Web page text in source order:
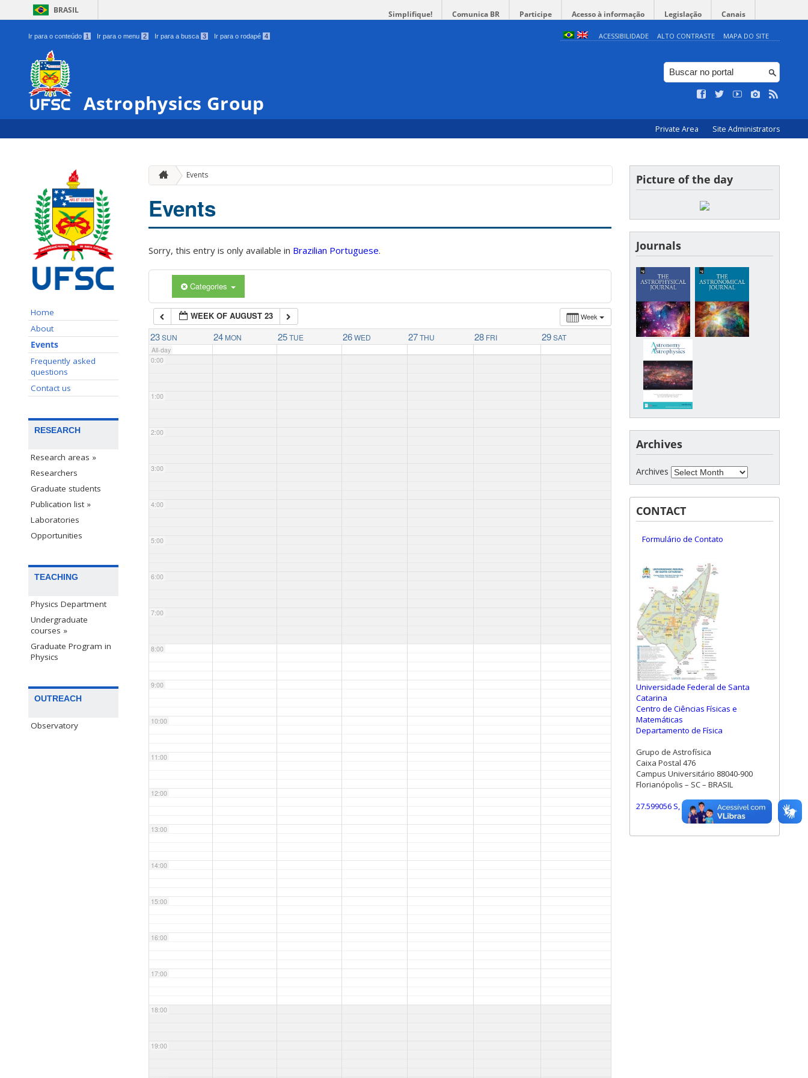
BRASIL Simplifique! Comunica BR Participe Acesso à informação Legislação Canais
Ir para o conteúdo 1 Ir para o menu 2 Ir para a busca 3 Ir para o rodapé 4 ACESSIBILIDADE ALTO CONTRASTE MAPA DO SITE
Astrophysics Group
Private Area Site Administrators
Home
About
Events
Frequently asked
questions
Contact us
RESEARCH
Research areas »
Researchers
Graduate students
Publication list »
Laboratories
Opportunities
TEACHING
Physics Department
Undergraduate
courses »
Graduate Program in
Physics
OUTREACH
Observatory
Events
Events
Sorry, this entry is only available in Brazilian Portuguese.
Categories
Week
WEEK OF AUGUST 23
23 SUN 24 MON 25 TUE 26 WED 27 THU 28 FRI 29 SAT
All-day
0:00
1:00
2:00
3:00
4:00
5:00
6:00
7:00
8:00
9:00
10:00
11:00
12:00
13:00
14:00
15:00
16:00
17:00
18:00
19:00
Picture of the day
Journals
Archives
Archives
CONTACT
Formulário de Contato
Universidade Federal de Santa
Catarina
Centro de Ciências Físicas e
Matemáticas
Departamento de Física
Grupo de Astrofísica
Caixa Postal 476
Campus Universitário 88040-900
Florianópolis – SC – BRASIL
27.599056 S, 48.523472 W